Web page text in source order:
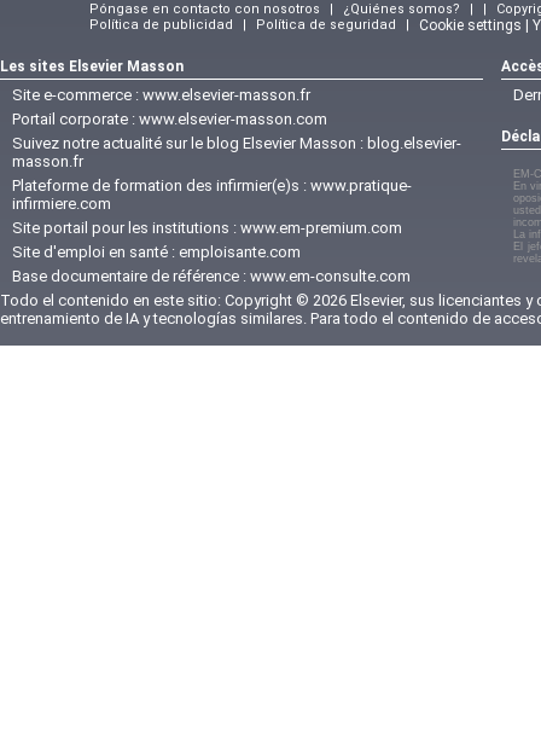
Póngase en contacto con nosotros | ¿Quiénes somos? | |
Política de publicidad
| Política de seguridad | Cookie settings |
Les sites Elsevier Masson
Site e-commerce : www.elsevier-masson.fr
Portail corporate : www.elsevier-masson.com
Suivez notre actualité sur le blog Elsevier Masson : blog.elsevier-
masson.fr
Plateforme de formation des infirmier(e)s : www.pratique-
infirmiere.com
Site portail pour les institutions : www.em-premium.com
Site d'emploi en santé : emploisante.com
Base documentaire de référence : www.em-consulte.com
EM-
En
La
El
Todo el contenido en este sitio: Copyright © 2026 Elsevier, sus licenciantes
entrenamiento de IA y tecnologías similares. Para todo el contenido de